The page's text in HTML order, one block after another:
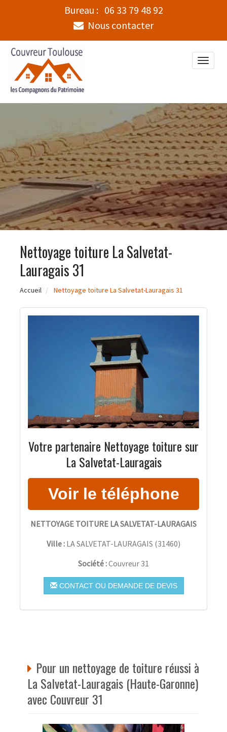
Bureau : 06 33 79 48 92
Nous contacter
Toggle
Nettoyage toiture La Salvetat-
Lauragais 31
Accueil Nettoyage toiture La Salvetat-Lauragais 31
Votre partenaire Nettoyage toiture sur
La Salvetat-Lauragais
NETTOYAGE TOITURE LA SALVETAT-LAURAGAIS
Ville : LA SALVETAT-LAURAGAIS (31460)
Société :Couvreur 31
CONTACT OU DEMANDE DE DEVIS
Pour un nettoyage de toiture réussi à
La Salvetat-Lauragais (Haute-Garonne)
avec Couvreur 31